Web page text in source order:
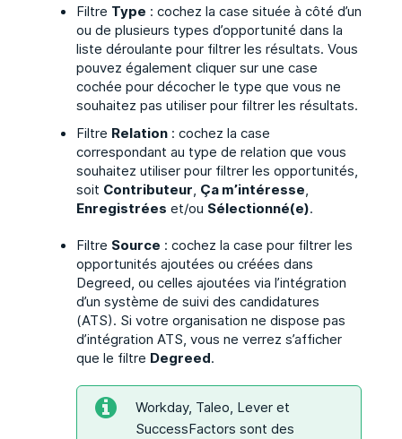
Filtre Type : cochez la case située à côté d’un
ou de plusieurs types d’opportunité dans la
liste déroulante pour filtrer les résultats. Vous
pouvez également cliquer sur une case
cochée pour décocher le type que vous ne
souhaitez pas utiliser pour filtrer les résultats.
Filtre Relation: cochez la case
correspondant au type de relation que vous
souhaitez utiliser pour filtrer les opportunités,
soit Contributeur, Ça m’intéresse,
Enregistrées et/ou Sélectionné(e).
Filtre Source : cochez la case pour filtrer les
opportunités ajoutées ou créées dans
Degreed, ou celles ajoutées via l’intégration
d’un système de suivi des candidatures
(ATS). Si votre organisation ne dispose pas
d’intégration ATS, vous ne verrez s’afficher
que le filtre Degreed.
Workday, Taleo, Lever et
SuccessFactors sont des